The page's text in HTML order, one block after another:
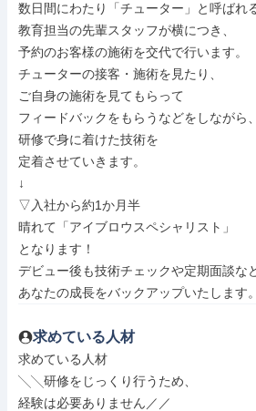
数日間にわたり「チューター」と呼ばれ
教育担当の先輩スタッフが横につき、
予約のお客様の施術を交代で行います。
チューターの接客・施術を見たり、
ご自身の施術を見てもらって
フィードバックをもらうなどをしながら、
研修で身に着けた技術を
定着させていきます。
↓
▽入社から約1か月半
晴れて「アイブロウスペシャリスト」
となります！
デビュー後も技術チェックや定期面談など
あなたの成長をバックアップいたします。
求めている人材
求めている人材
╲╲研修をじっくり行うため、
経験は必要ありません／／